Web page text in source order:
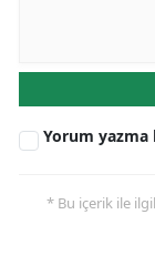
Yorum yazma
* Bu içerik ile